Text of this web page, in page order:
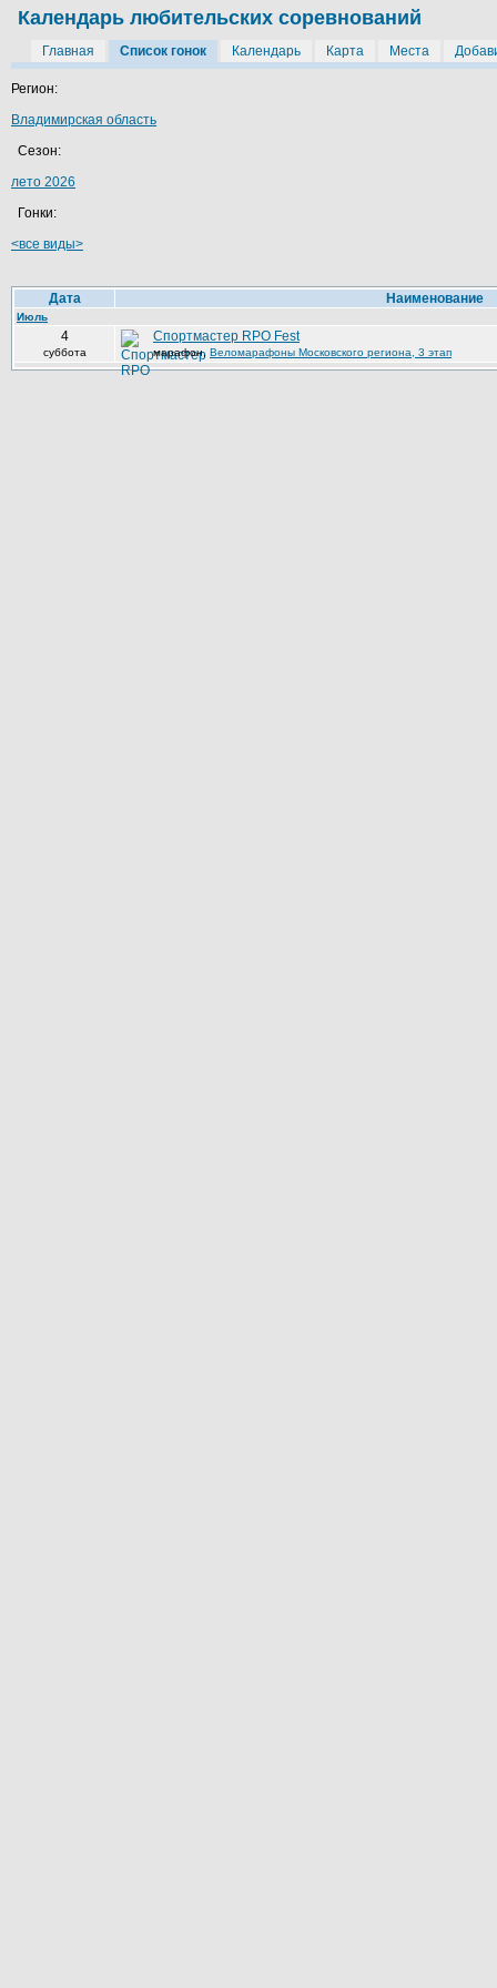
Календарь любительских соревнований
Главная Список гонок Календарь Карта Места
Регион:
Владимирская область
Сезон:
лето 2026
Гонки:
<все виды>
Дата Наименование
Июль
4
суббота
Спортмастер RPO Fest
марафон, Веломарафоны Московского региона, 3 этап